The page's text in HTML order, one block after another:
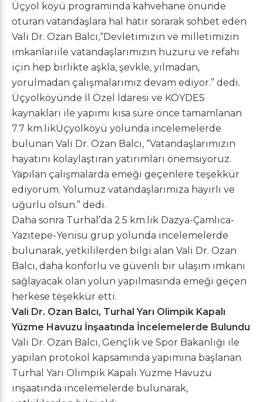
Üçyol köyü programında kahvehane önünde
oturan vatandaşlara hal hatır sorarak sohbet eden
Vali Dr. Ozan Balcı,“Devletimizin ve milletimizin
imkanlarıile vatandaşlarımızın huzuru ve refahı
için hep birlikte aşkla, şevkle, yılmadan,
yorulmadan çalışmalarımız devam ediyor.” dedi.
Üçyolköyünde İl Özel İdaresi ve KÖYDES
kaynakları ile yapımı kısa süre önce tamamlanan
7.7 km.likÜçyolköyü yolunda incelemelerde
bulunan Vali Dr. Ozan Balcı, “Vatandaşlarımızın
hayatını kolaylaştıran yatırımları önemsiyoruz.
Yapılan çalışmalarda emeği geçenlere teşekkür
ediyorum. Yolumuz vatandaşlarımıza hayırlı ve
uğurlu olsun.” dedi.
Daha sonra Turhal’da 2.5 km.lik Dazya-Çamlıca-
Yazıtepe-Yenisu grup yolunda incelemelerde
bulunarak, yetkililerden bilgi alan Vali Dr. Ozan
Balcı, daha konforlu ve güvenli bir ulaşım imkanı
sağlayacak olan yolun yapılmasında emeği geçen
herkese teşekkür etti.
Vali Dr. Ozan Balcı, Turhal Yarı Olimpik Kapalı
Yüzme Havuzu İnşaatında İncelemelerde Bulundu
Vali Dr. Ozan Balcı, Gençlik ve Spor Bakanlığı ile
yapılan protokol kapsamında yapımına başlanan
Turhal Yarı Olimpik Kapalı Yüzme Havuzu
inşaatında incelemelerde bulunarak,